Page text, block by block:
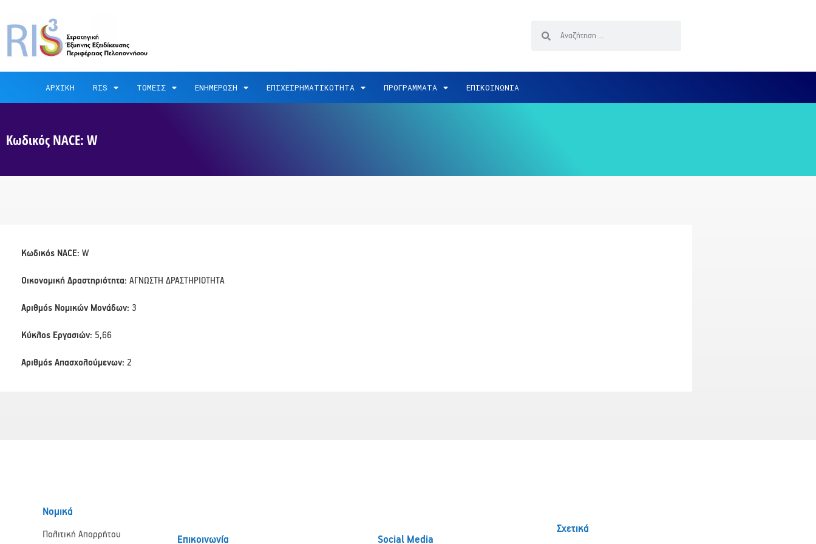
ΑΡΧΙΚΗ RIS ΤΟΜΕΙΣ ΕΝΗΜΕΡΩΣΗ ΕΠΙΧΕΙΡΗΜΑΤΙΚΟΤΗΤΑ ΠΡΟΓΡΑΜΜΑΤΑ ΕΠΙΚΟΙΝΩΝΙΑ
Κωδικός NACE: W
Κωδικός NACE: W
Οικονομική Δραστηριότητα: ΑΓΝΩΣΤΗ ΔΡΑΣΤΗΡΙΟΤΗΤΑ
Αριθμός Νομικών Μονάδων: 3
Κύκλος Εργασιών: 5,66
Αριθμός Απασχολούμενων: 2
Νομικά
Πολιτική Απορρήτου Επικοινωνία Social Media
Σχετικά